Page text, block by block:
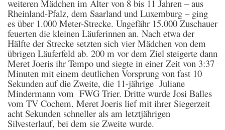
weiteren Mädchen im Alter von 8 bis 11 Jahren – aus
Rheinland-Pfalz, dem Saarland und Luxemburg – ging
es über 1.000 Meter-Strecke. Ungefähr 15.000 Zuschauer
feuerten die kleinen Läuferinnen an. Nach etwa der
Hälfte der Strecke setzten sich vier Mädchen von dem
übrigen Läuferfeld ab. 200 m vor dem Ziel steigerte dann
Meret Joeris ihr Tempo und siegte in einer Zeit von 3:37
Minuten mit einem deutlichen Vorsprung von fast 10
Sekunden auf die Zweite, die 11-jährige Juliane
Mindermann vom FWG Trier. Dritte wurde Josi Balles
vom TV Cochem. Meret Joeris lief mit ihrer Siegerzeit
acht Sekunden schneller als am letztjährigen
Silvesterlauf, bei dem sie Zweite wurde.